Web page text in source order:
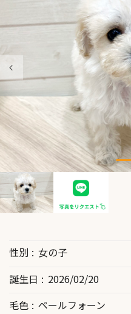
性別
女の子
誕生日
2026/02/20
毛色
ペールフォーン